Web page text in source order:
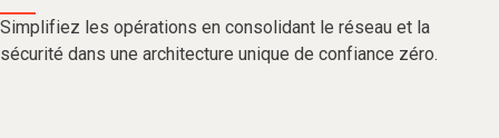
Simplifiez les opérations en consolidant le réseau et la
sécurité dans une architecture unique de confiance zéro.